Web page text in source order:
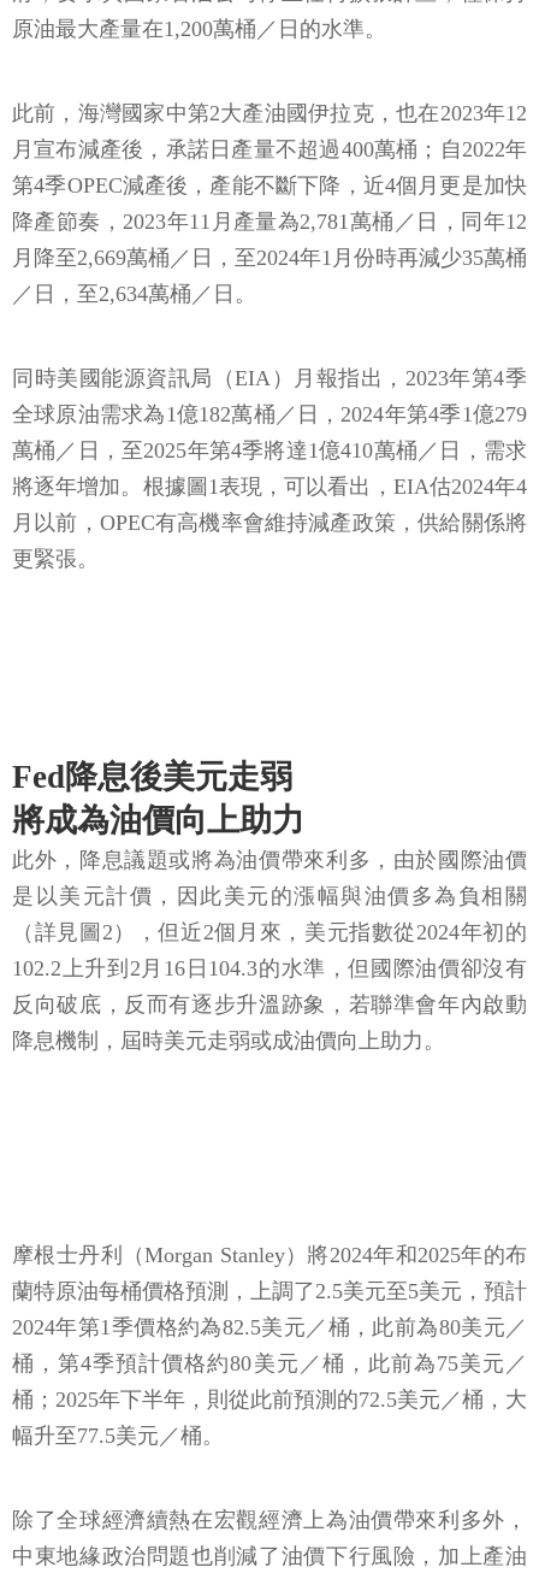
原油最大產量在1,200萬桶／日的水準。
此前，海灣國家中第2大產油國伊拉克，也在2023年12
月宣布減產後，承諾日產量不超過400萬桶；自2022年
第4季OPEC減產後，產能不斷下降，近4個月更是加快
降產節奏，2023年11月產量為2,781萬桶／日，同年12
月降至2,669萬桶／日，至2024年1月份時再減少35萬桶
／日，至2,634萬桶／日。
同時美國能源資訊局（EIA）月報指出，2023年第4季
全球原油需求為1億182萬桶／日，2024年第4季1億279
萬桶／日，至2025年第4季將達1億410萬桶／日，需求
將逐年增加。根據圖1表現，可以看出，EIA估2024年4
月以前，OPEC有高機率會維持減產政策，供給關係將
更緊張。
Fed降息後美元走弱
將成為油價向上助力
此外，降息議題或將為油價帶來利多，由於國際油價
是以美元計價，因此美元的漲幅與油價多為負相關
（詳見圖2），但近2個月來，美元指數從2024年初的
102.2上升到2月16日104.3的水準，但國際油價卻沒有
反向破底，反而有逐步升溫跡象，若聯準會年內啟動
降息機制，屆時美元走弱或成油價向上助力。
摩根士丹利（Morgan Stanley）將2024年和2025年的布
蘭特原油每桶價格預測，上調了2.5美元至5美元，預計
2024年第1季價格約為82.5美元／桶，此前為80美元／
桶，第4季預計價格約80美元／桶，此前為75美元／
桶；2025年下半年，則從此前預測的72.5美元／桶，大
幅升至77.5美元／桶。
除了全球經濟續熱在宏觀經濟上為油價帶來利多外，
中東地緣政治問題也削減了油價下行風險，加上產油